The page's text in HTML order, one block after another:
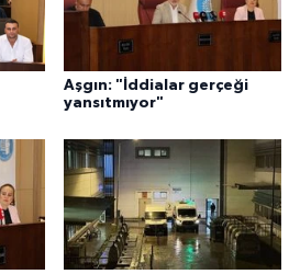
Aşgın: "İddialar gerçeği
yansıtmıyor"